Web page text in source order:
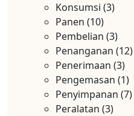
Konsumsi (3)
Panen (10)
Pembelian (3)
Penanganan (12)
Penerimaan (3)
Pengemasan (1)
Penyimpanan (7)
Peralatan (3)